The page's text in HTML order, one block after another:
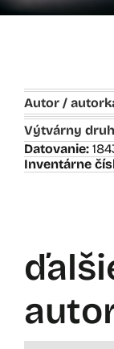
Autor /
Výtvárny
Datovanie:
Inventárne